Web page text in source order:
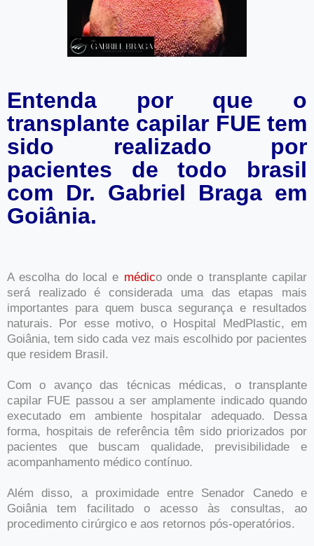
Entenda por que o
transplante capilar FUE tem
sido realizado por
pacientes de todo brasil
com Dr. Gabriel Braga em
Goiânia.
A escolha do local e médico onde o transplante capilar
será realizado é considerada uma das etapas mais
importantes para quem busca segurança e resultados
naturais. Por esse motivo, o Hospital MedPlastic, em
Goiânia, tem sido cada vez mais escolhido por pacientes
que residem Brasil.
Com o avanço das técnicas médicas, o transplante
capilar FUE passou a ser amplamente indicado quando
executado em ambiente hospitalar adequado. Dessa
forma, hospitais de referência têm sido priorizados por
pacientes que buscam qualidade, previsibilidade e
acompanhamento médico contínuo.
Além disso, a proximidade entre Senador Canedo e
Goiânia tem facilitado o acesso às consultas, ao
procedimento cirúrgico e aos retornos pós-operatórios.